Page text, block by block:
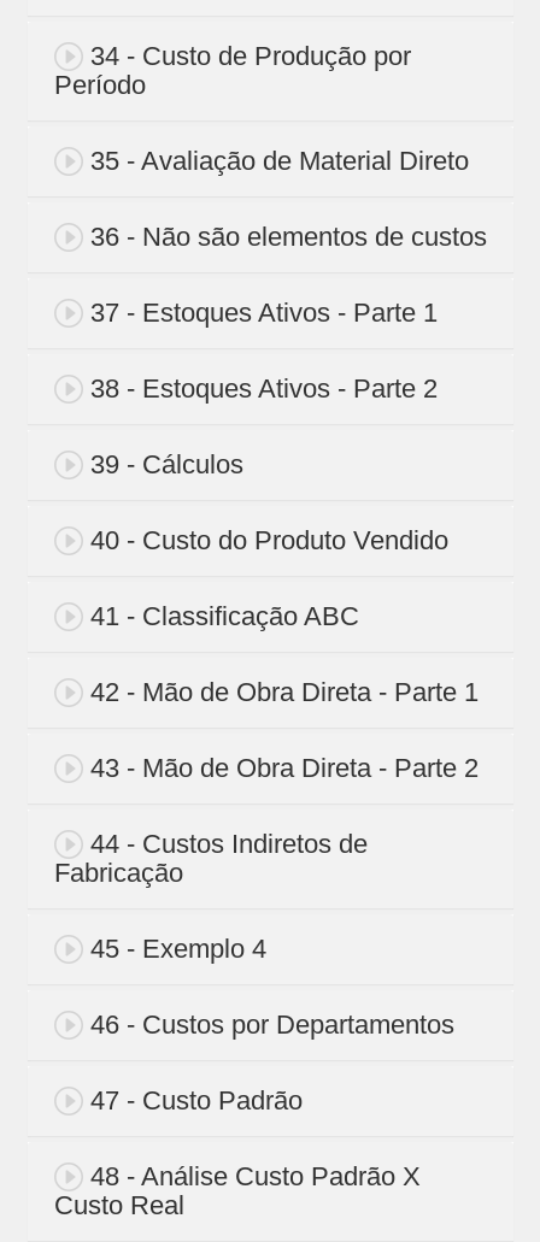
34 - Custo de Produção por
Período
35 - Avaliação de Material Direto
36 - Não são elementos de custos
37 - Estoques Ativos - Parte 1
38 - Estoques Ativos - Parte 2
39 - Cálculos
40 - Custo do Produto Vendido
41 - Classificação ABC
42 - Mão de Obra Direta - Parte 1
43 - Mão de Obra Direta - Parte 2
44 - Custos Indiretos de
Fabricação
45 - Exemplo 4
46 - Custos por Departamentos
47 - Custo Padrão
48 - Análise Custo Padrão X
Custo Real